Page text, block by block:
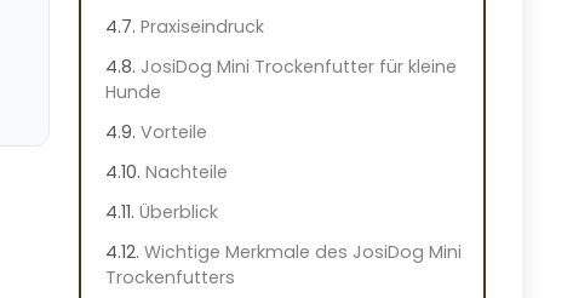
Praxiseindruck
JosiDog Mini Trockenfutter für kleine
Hunde
Vorteile
Nachteile
Überblick
Wichtige Merkmale des JosiDog Mini
Trockenfutters